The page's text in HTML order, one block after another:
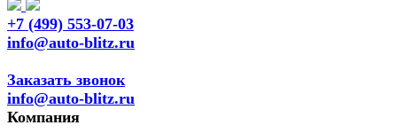
+7 (499) 553-07-03
info@auto-blitz.ru
Заказать звонок
info@auto-blitz.ru
Компания